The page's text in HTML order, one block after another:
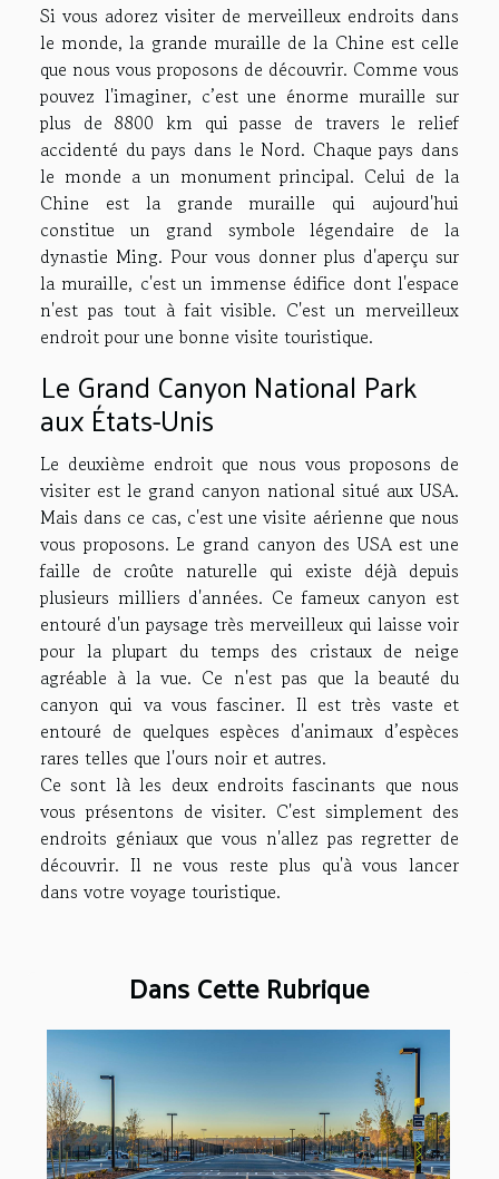
Si vous adorez visiter de merveilleux endroits dans
le monde, la grande muraille de la Chine est celle
que nous vous proposons de découvrir. Comme vous
pouvez l'imaginer, c’est une énorme muraille sur
plus de 8800 km qui passe de travers le relief
accidenté du pays dans le Nord. Chaque pays dans
le monde a un monument principal. Celui de la
Chine est la grande muraille qui aujourd'hui
constitue un grand symbole légendaire de la
dynastie Ming. Pour vous donner plus d'aperçu sur
la muraille, c'est un immense édifice dont l'espace
n'est pas tout à fait visible. C'est un merveilleux
endroit pour une bonne visite touristique.
Le Grand Canyon National Park
aux États-Unis
Le deuxième endroit que nous vous proposons de
visiter est le grand canyon national situé aux USA.
Mais dans ce cas, c'est une visite aérienne que nous
vous proposons. Le grand canyon des USA est une
faille de croûte naturelle qui existe déjà depuis
plusieurs milliers d'années. Ce fameux canyon est
entouré d'un paysage très merveilleux qui laisse voir
pour la plupart du temps des cristaux de neige
agréable à la vue. Ce n'est pas que la beauté du
canyon qui va vous fasciner. Il est très vaste et
entouré de quelques espèces d'animaux d’espèces
rares telles que l'ours noir et autres.
Ce sont là les deux endroits fascinants que nous
vous présentons de visiter. C'est simplement des
endroits géniaux que vous n'allez pas regretter de
découvrir. Il ne vous reste plus qu'à vous lancer
dans votre voyage touristique.
Dans Cette Rubrique